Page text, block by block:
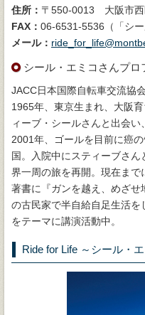
住所： 〒550-0013 大阪市西
FAX： 06-6531-5536（「シー
メール：
シール・エミコさんプロ
JACC日本国際自転車交流協会
1965年、東京生まれ、大阪
ィーブ・シールさんと出会い
2001年、ゴールを目前に癌
国。入院中にスティーブさ
界一周の旅を再開。現在まで
著書に『ガンを越え、めざ
の古民家で半自給自足生活を
をテーマに講演活動中。
Ride for Life ～シール・